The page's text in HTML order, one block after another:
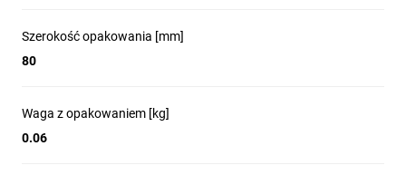
Szerokość opakowania [mm]
80
Waga z opakowaniem [kg]
0.06